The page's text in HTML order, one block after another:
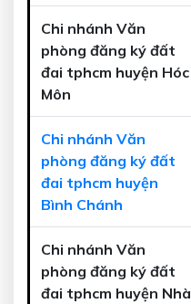
Chi nhánh Văn
phòng đăng ký đất
đai tphcm huyện Hóc
Môn
Chi nhánh Văn
phòng đăng ký đất
đai tphcm huyện
Bình Chánh
Chi nhánh Văn
phòng đăng ký đất
đai tphcm huyện Nhà